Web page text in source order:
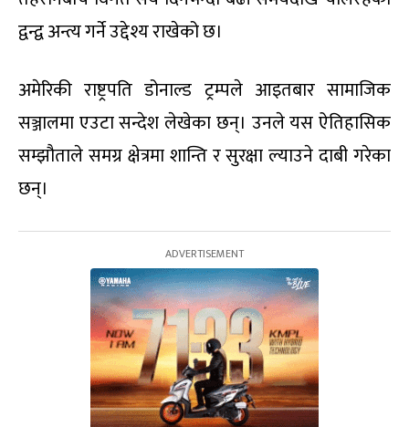
द्वन्द्व अन्त्य गर्ने उद्देश्य राखेको छ।
अमेरिकी राष्ट्रपति डोनाल्ड ट्रम्पले आइतबार सामाजिक
सञ्जालमा एउटा सन्देश लेखेका छन्। उनले यस ऐतिहासिक
सम्झौताले समग्र क्षेत्रमा शान्ति र सुरक्षा ल्याउने दाबी गरेका
छन्।